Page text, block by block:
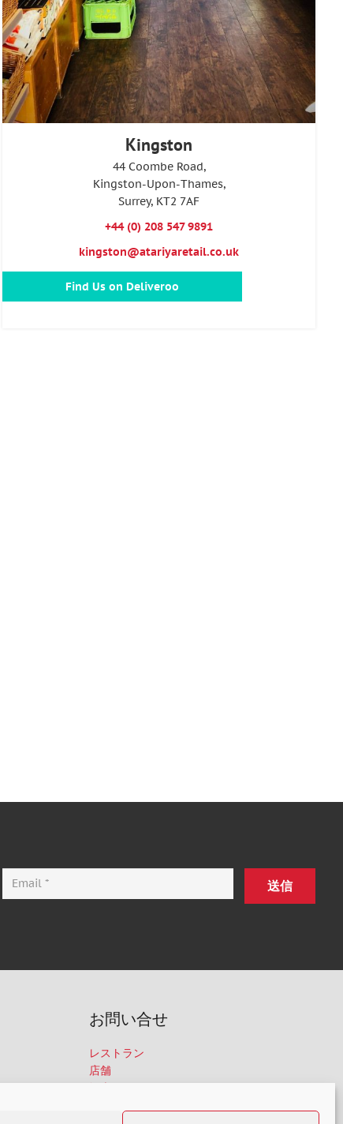
Kingston
44 Coombe Road,
Kingston-Upon-Thames,
Surrey, KT2 7AF
+44 (0) 208 547 9891
kingston@atariyaretail.co.uk
Find Us on Deliveroo
送信
お問い合せ
レストラン
店舗
卸売